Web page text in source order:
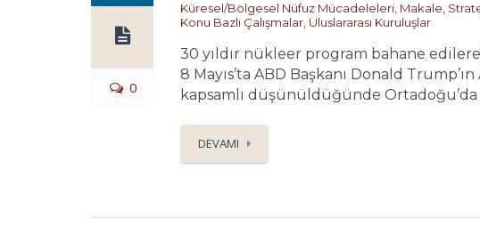
0
Küresel/Bölgesel Nüfuz Mücadeleleri Makale
Konu Bazlı Çalışmalar Uluslararası Kuruluşlar
30 yıldır nükleer program bahane
8 Mayıs’ta ABD Başkanı Donald
kapsamlı düşünüldüğünde Ortadoğu’da
DEVAMI